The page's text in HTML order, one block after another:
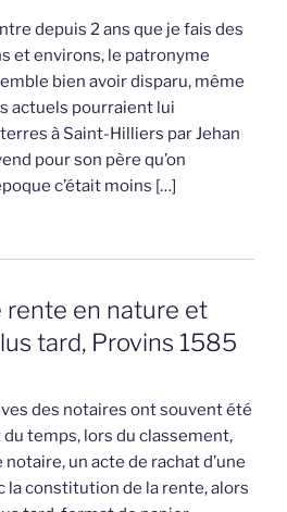
depuis 2 ans que je fais des
et environs, le patronyme
bien avoir disparu, même
actuels pourraient lui
à Saint-Hilliers par Jehan
pour son père qu’on
c’était moins […]
en nature et
tard, Provins 1585
des notaires ont souvent été
temps, lors du classement,
un acte de rachat d’une
la constitution de la rente, alors